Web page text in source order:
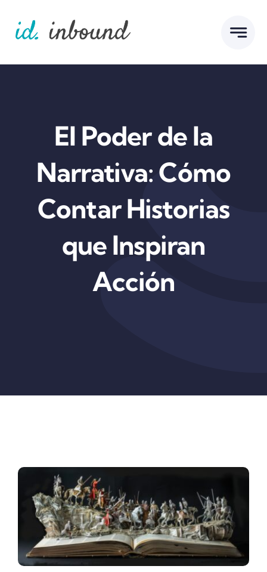
content
El Poder de la
Narrativa: Cómo
Contar Historias
que Inspiran
Acción